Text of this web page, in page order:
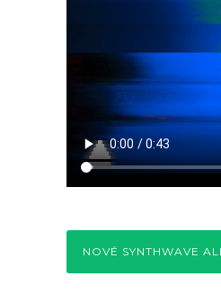
NOVÉ SYNTHWAVE